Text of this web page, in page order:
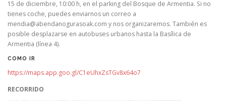
15 de diciembre, 10:00 h, en el parking del Bosque de Armentia. Si no
tienes coche, puedes enviarnos un correo a
mendia@abendanogurasoak.com y nos organizaremos. También es
posible desplazarse en autobuses urbanos hasta la Basílica de
Armentia (línea 4).
COMO IR
https://maps.app.goo.gl/C1eUhxZsTGv8x64o7
RECORRIDO